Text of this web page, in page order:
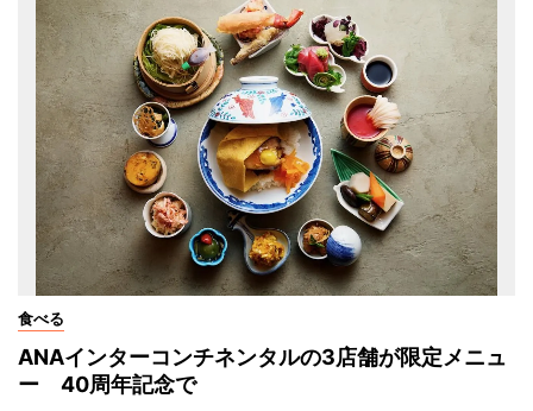
食べる
ANAインターコンチネンタルの3店舗が限定メニュ
ー 40周年記念で